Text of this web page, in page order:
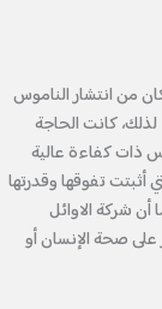
من انتشار الناموس
كانت الحاجة
كفاءة عالية
تفوقها وقدرتها
شركة الاوائل
صحة الإنسان أو